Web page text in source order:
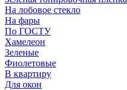
На лобовое стекло
На фары
По ГОСТУ
Хамелеон
Зеленые
Фиолетовые
В квартиру
Для окон